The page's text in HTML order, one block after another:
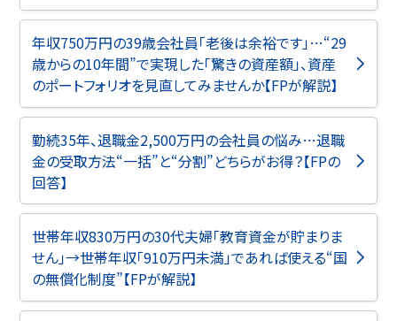
年収750万円の39歳会社員「老後は余裕です」…“29
歳からの10年間”で実現した「驚きの資産額」、資産
のポートフォリオを見直してみませんか【FPが解説】
勤続35年、退職金2,500万円の会社員の悩み…退職
金の受取方法“一括”と“分割”どちらがお得？【FPの
回答】
世帯年収830万円の30代夫婦「教育資金が貯まりま
せん」→世帯年収「910万円未満」であれば使える“国
の無償化制度”【FPが解説】